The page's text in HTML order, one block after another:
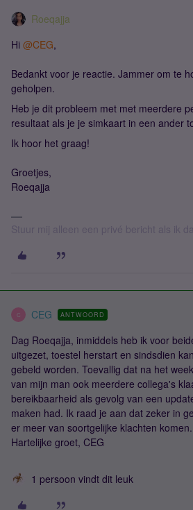
Roeqajja
Hi @CEG,
Bedankt voor je reactie. Jammer om te
geholpen.
Heb je dit probleem met met meerdere
resultaat als je je simkaart in een ander
Ik hoor het graag!
Groetjes,
Roeqajja
Stuur mij alleen een privé bericht als ik
C CEG ANTWOORD
Dag Roeqajja, inmiddels heb ik voor
uitgezet, toestel herstart en sindsdien
gebeld worden. Toevallig dat na het
van mijn man ook meerdere collega's
bereikbaarheid als gevolg van een
maken had. Ik raad je aan dat zeker in
er meer van soortgelijke klachten komen.
Hartelijke groet, CEG
1 persoon vindt dit leuk